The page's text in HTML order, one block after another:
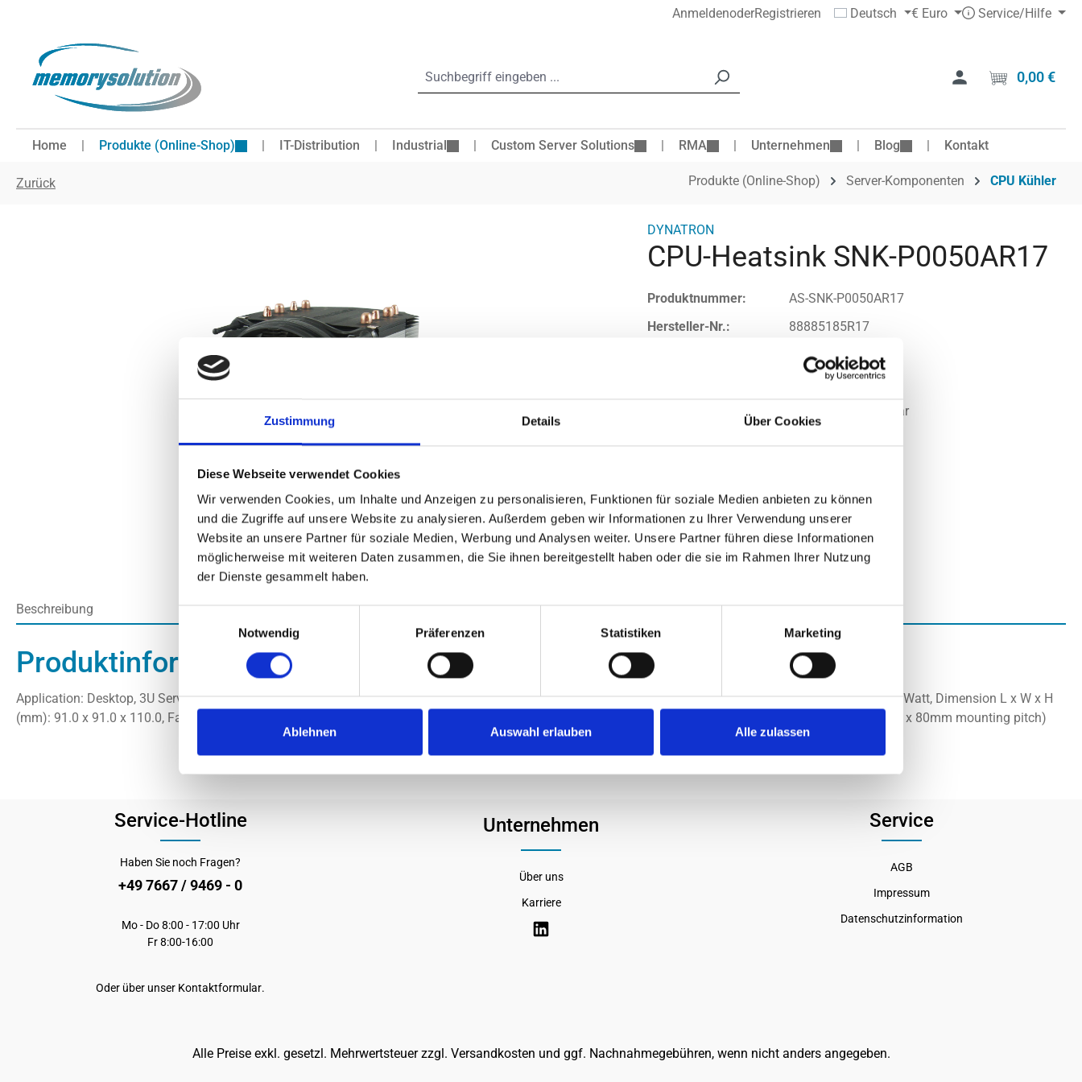
Zustimmung Details Über Cookies
Diese Webseite verwendet Cookies
Wir verwenden Cookies, um Inhalte und Anzeigen zu personalisieren, Funktionen für soziale Medien anbieten zu können
und die Zugriffe auf unsere Website zu analysieren. Außerdem geben wir Informationen zu Ihrer Verwendung unserer
Website an unsere Partner für soziale Medien, Werbung und Analysen weiter. Unsere Partner führen diese Informationen
möglicherweise mit weiteren Daten zusammen, die Sie ihnen bereitgestellt haben oder die sie im Rahmen Ihrer Nutzung
der Dienste gesammelt haben.
Notwendig
Präferenzen Statistiken Marketing
Ablehnen Auswahl erlauben Alle zulassen
AnmeldenoderRegistrieren Deutsch € Euro Service/Hilfe
0,00 €
Home Produkte (Online-Shop) IT-Distribution Industrial Custom Server Solutions RMA Unternehmen Blog Kontakt
Zurück Produkte (Online-Shop) Server-Komponenten CPU Kühler
DYNATRON
CPU-Heatsink SNK-P0050AR17
Produktnummer:
AS-SNK-P0050AR17
Hersteller-Nr.:
88885185R17
DYNATRON
Nicht lagernd
Nicht mehr verfügbar
Preis auf Anfrage
Beschreibung
Produktinformationen "CPU-Heatsink SNK-P0050AR17"
Application: Desktop, 3U Server oder höher, Workstation, Socket Type: LGA2011, CPU Support: Intel Sandy Bridge Romley-EP/EX Prozessoren bis zu TDP 160 Watt, Dimension L x W x H
(mm): 91.0 x 91.0 x 110.0, Fan Speed(RPM): 1000 - 2500, Noise(dBA): 17 - 31,92, Material: Aluminiumlamellen, 4 Heatpipes in HCC-Struktur, (Square Type, 80 x 80mm mounting pitch)
Service-Hotline
Haben Sie noch Fragen?
+49 7667 / 9469 - 0
Mo - Do 8:00 - 17:00 Uhr
Fr 8:00-16:00
Oder über unser Kontaktformular.
Unternehmen
Über uns
Karriere
Service
AGB
Impressum
Datenschutzinformation
Alle Preise exkl. gesetzl. Mehrwertsteuer zzgl. Versandkosten und ggf. Nachnahmegebühren, wenn nicht anders angegeben.